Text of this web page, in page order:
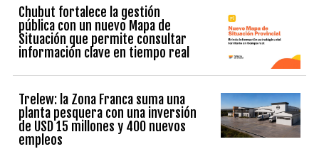
Chubut fortalece la gestión
pública con un nuevo Mapa de
Situación que permite consultar
información clave en tiempo real
Trelew: la Zona Franca suma una
planta pesquera con una inversión
de USD 15 millones y 400 nuevos
empleos